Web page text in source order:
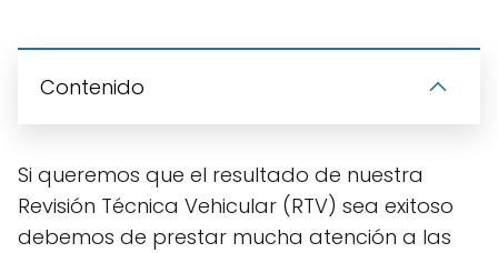
Contenido
Si queremos que el resultado de nuestra
Revisión Técnica Vehicular (RTV) sea exitoso
debemos de prestar mucha atención a las